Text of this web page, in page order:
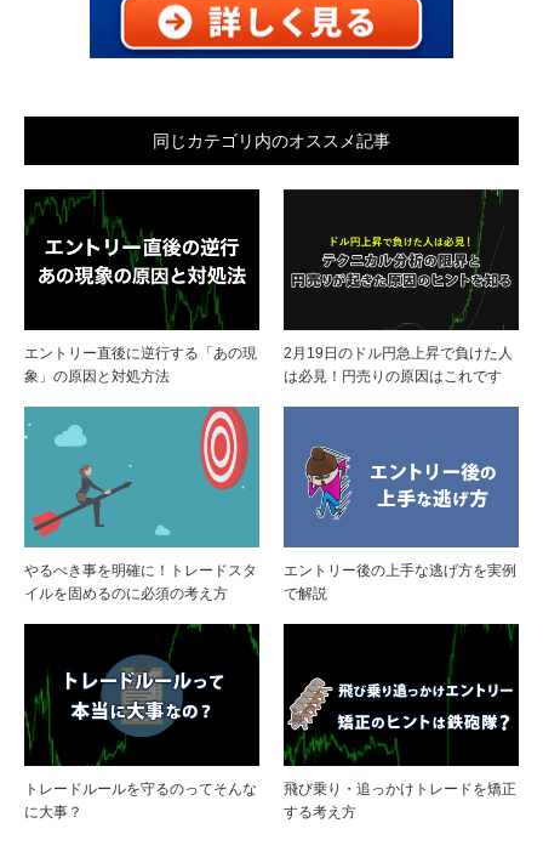
同じカテゴリ内のオススメ記事
エントリー直後に逆行する「あの現
象」の原因と対処方法
2月19日のドル円急上昇で負けた人
は必見！円売りの原因はこれです
やるべき事を明確に！トレードスタ
イルを固めるのに必須の考え方
エントリー後の上手な逃げ方を実例
で解説
トレードルールを守るのってそんな
に大事？
飛び乗り・追っかけトレードを矯正
する考え方